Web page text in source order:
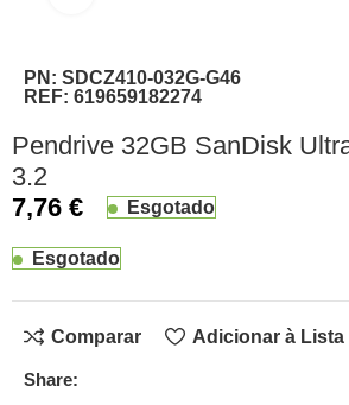
PN:SDCZ410-032G-G46
REF:619659182274
Pendrive 32GB SanDisk
3.2
7,76€ Esgotado
Esgotado
Comparar Adicionar à Lista
Share: